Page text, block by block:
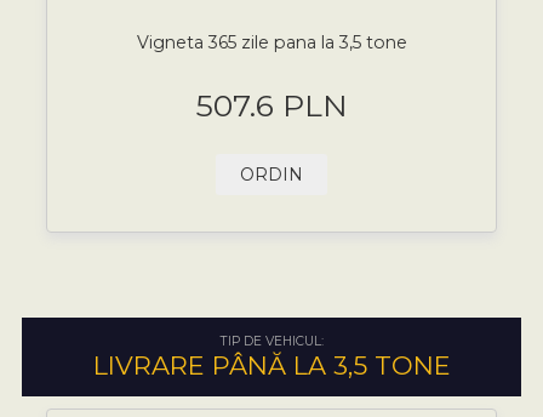
Vigneta 365 zile pana la 3,5 tone
507.6 PLN
ORDIN
TIP DE VEHICUL:
LIVRARE PÂNĂ LA 3,5 TONE